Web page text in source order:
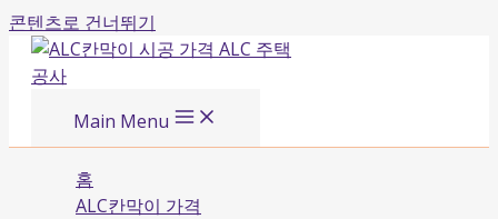
콘텐츠로 건너뛰기
Main Menu
홈
ALC칸막이 가격